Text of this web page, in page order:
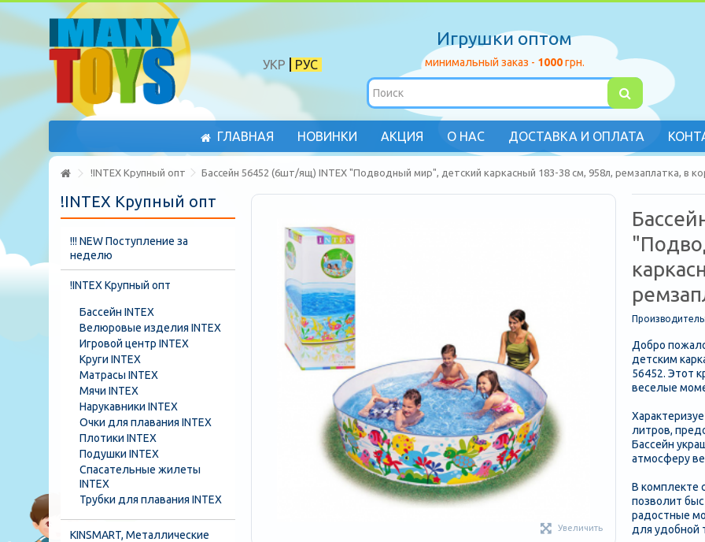
РУС
УКР
Игрушки оптом
минимальный заказ - 1000грн.
ГЛАВНАЯ НОВИНКИ АКЦИЯ О НАС ДОСТАВКА И ОПЛАТА
!INTEX Крупный опт Бассейн 56452 (6шт/ящ) INTEX "Подводный мир", детский каркасный 183-38 см, 958л, ремзаплатка, в
Увеличить
Производитель:
Добро
детским
56452. Этот
веселые
литров,
Бассейн
атмосферу
В комплекте
позволит
радостные
для удобной
!INTEX Крупный опт
!!! NEW Поступление за
неделю
!INTEX Крупный опт
Бассейн INTEX
Велюровые изделия INTEX
Игровой центр INTEX
Круги INTEX
Матрасы INTEX
Мячи INTEX
Нарукавники INTEX
Очки для плавания INTEX
Плотики INTEX
Подушки INTEX
Спасательные жилеты
INTEX
Трубки для плавания INTEX
KINSMART, Металлические